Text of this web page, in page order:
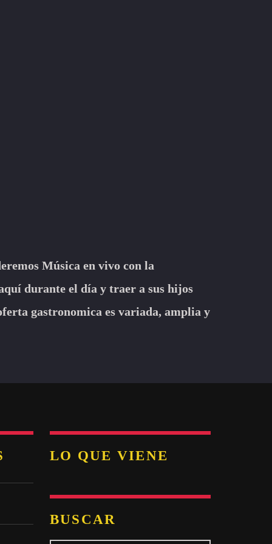
Música en vivo con la
durante el día y traer a sus hijos
gastronomica es variada, amplia y
LO QUE VIENE
BUSCAR